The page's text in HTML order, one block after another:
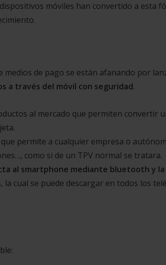
móviles han convertido a esta
medios de pago se están afanando por
a través del móvil con seguridad.
al mercado que permiten convertir
que permite a cualquier empresa o
como si de un TPV normal se tratara.
al smartphone mediante bluetooth y la
, la cual se puede descargar en todos los